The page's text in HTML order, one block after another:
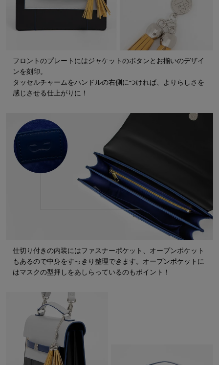
フロントのプレートにはジャケットのボタンとお揃いのデザイ
ンを刻印。
タッセルチャームをハンドルの右側につければ、よりらしさを
感じさせる仕上がりに！
仕切り付きの内装にはファスナーポケット、オープンポケット
もあるので中身をすっきり整理できます。オープンポケットに
はマスクの型押しをあしらっているのもポイント！